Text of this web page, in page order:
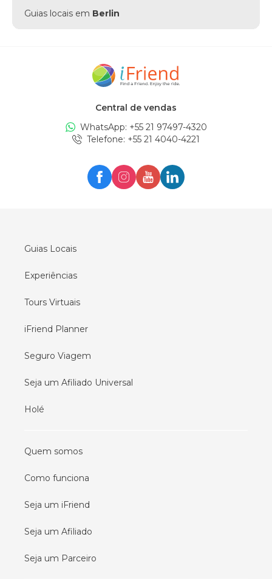
Guias locais em Berlin
Amsterdam
Edinburgh
Guias locais emLondon
Guias locais emMilan
Guias locais emOslo
Central de vendas
WhatsApp: +55 21 97497-4320
Telefone: +55 21 4040-4221
Guias Locais
Experiências
Tours Virtuais
iFriend Planner
Seguro Viagem
Seja um Afiliado Universal
Holé
Quem somos
Como funciona
Seja um iFriend
Seja um Afiliado
Seja um Parceiro